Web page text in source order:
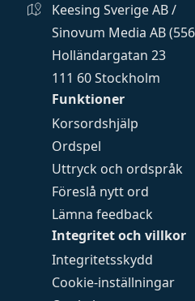
Funktioner
Korsordshjälp
Ordspel
Uttryck och ordspråk
Föreslå nytt ord
Lämna feedback
Integritet och villkor
Integritetsskydd
Cookie-inställningar
Keesing Sverige AB /
Sinovum Media AB
Holländargatan 23
111 60 Stockholm